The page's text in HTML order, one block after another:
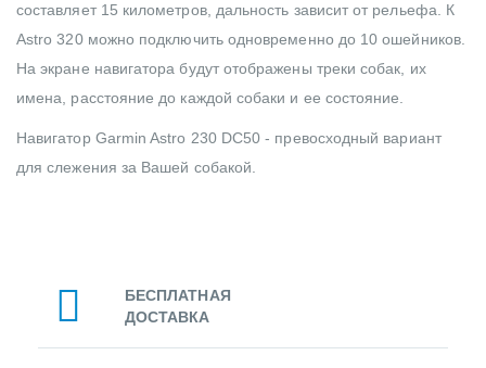
составляет 15 километров, дальность зависит от рельефа. К
Astro 320 можно подключить одновременно до 10 ошейников.
На экране навигатора будут отображены треки собак, их
имена, расстояние до каждой собаки и ее состояние.
Навигатор Garmin Astro 230 DC50 - превосходный вариант
для слежения за Вашей собакой.
БЕСПЛАТНАЯ
ДОСТАВКА